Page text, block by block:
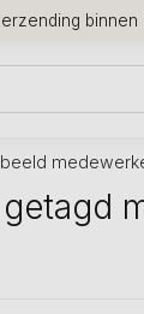
binnen
beeld